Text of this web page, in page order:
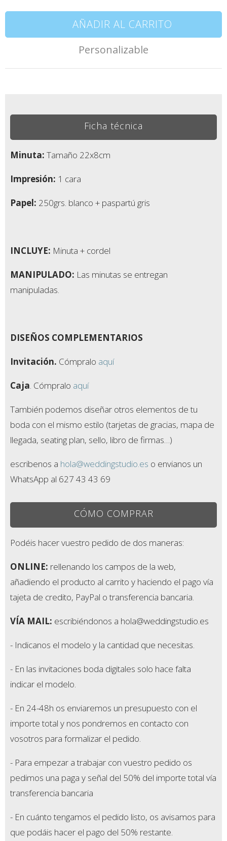
AÑADIR AL CARRITO
Personalizable
Ficha técnica
Minuta: Tamaño 22x8cm
Impresión: 1 cara
Papel: 250grs. blanco + paspartú gris
INCLUYE: Minuta + cordel
MANIPULADO: Las minutas se entregan
manipuladas.
DISEÑOS COMPLEMENTARIOS
Invitación. Cómpralo aquí
Caja. Cómpralo aquí
También podemos diseñar otros elementos de tu
boda con el mismo estilo (tarjetas de gracias, mapa de
llegada, seating plan, sello, libro de firmas…)
escribenos a hola@weddingstudio.es o envianos un
WhatsApp al 627 43 43 69
CÓMO COMPRAR
Podéis hacer vuestro pedido de dos maneras:
ONLINE: rellenando los campos de la web,
añadiendo el producto al carrito y haciendo el pago vía
tajeta de credito, PayPal o transferencia bancaria.
VÍA MAIL: escribiéndonos a hola@weddingstudio.es
- Indicanos el modelo y la cantidad que necesitas.
- En las invitaciones boda digitales solo hace falta
indicar el modelo.
- En 24-48h os enviaremos un presupuesto con el
importe total y nos pondremos en contacto con
vosotros para formalizar el pedido.
- Para empezar a trabajar con vuestro pedido os
pedimos una paga y señal del 50% del importe total vía
transferencia bancaria
- En cuánto tengamos el pedido listo, os avisamos para
que podáis hacer el pago del 50% restante.